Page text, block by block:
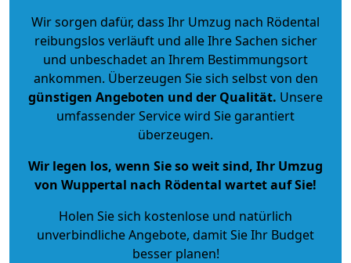
Wir sorgen dafür, dass Ihr Umzug nach Rödental
reibungslos verläuft und alle Ihre Sachen sicher
und unbeschadet an Ihrem Bestimmungsort
ankommen. Überzeugen Sie sich selbst von den
günstigen Angeboten und der Qualität. Unsere
umfassender Service wird Sie garantiert
überzeugen.
Wir legen los, wenn Sie so weit sind, Ihr Umzug
von Wuppertal nach Rödental wartet auf Sie!
Holen Sie sich kostenlose und natürlich
unverbindliche Angebote, damit Sie Ihr Budget
besser planen!